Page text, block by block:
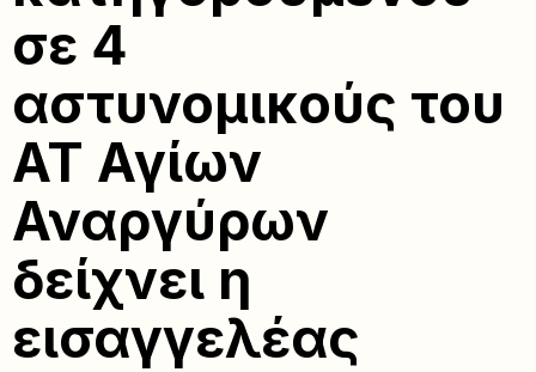
σε 4
αστυνομικούς του
ΑΤ Αγίων
Αναργύρων
δείχνει η
εισαγγελέας